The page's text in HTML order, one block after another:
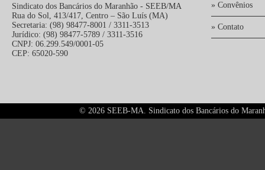
Sindicato dos Bancários do Maranhão - SEEB/MA
Rua do Sol, 413/417, Centro – São Luís (MA)
Secretaria: (98) 98477-8001 / 3311-3513
Jurídico: (98) 98477-5789 / 3311-3516
CNPJ: 06.299.549/0001-05
CEP: 65020-590
» Convênios
» Contato
© 2026 SEEB-MA. Sindicato dos Bancários do